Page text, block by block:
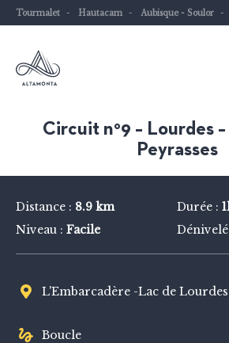
Tourmalet Hautacam Aubisque - Soulor
vélo
ou
à
Circuit n°9 – Lourdes
Peyrasses
Distance : 8.9 km Durée :
Niveau : Facile Dénivelé
L'Embarcadère -Lac de Lourdes
Boucle